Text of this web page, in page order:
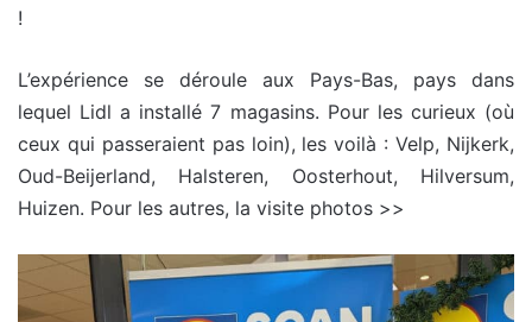
!
L’expérience se déroule aux Pays-Bas, pays dans
lequel Lidl a installé 7 magasins. Pour les curieux (où
ceux qui passeraient pas loin), les voilà : Velp, Nijkerk,
Oud-Beijerland, Halsteren, Oosterhout, Hilversum,
Huizen. Pour les autres, la visite photos >>